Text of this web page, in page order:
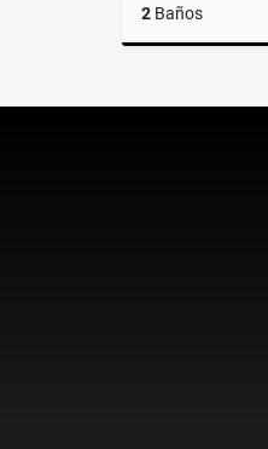
2 Baños